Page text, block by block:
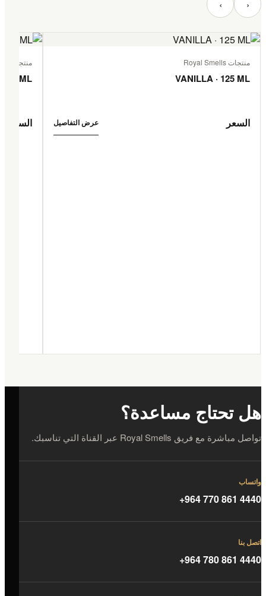
‹ ›
منتجات Royal Smells
VANILLA · 125 ML
السعر عرض التفاصيل
منتجات Royal Smells
ML
السعر
هل تحتاج مساعدة؟
تواصل مباشرة مع فريق Royal Smells عبر القناة التي تناسبك.
واتساب
+964 770 861 4440
اتصل بنا
+964 780 861 4440